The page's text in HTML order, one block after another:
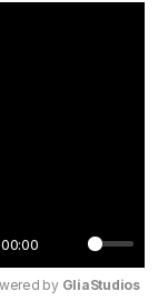
00:00
Mute
by GliaStudios